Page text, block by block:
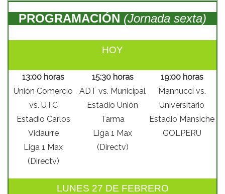
PROGRAMACIÓN (Jornada sexta)
HOY
13:00 horas
Unión Comercio
vs. UTC
Estadio Carlos
Vidaurre
Liga 1 Max
(Directv)
15:30 horas
ADT vs. Municipal
Estadio Unión
Tarma
Liga 1 Max
(Directv)
19:00 horas
Mannucci vs.
Universitario
Estadio Mansiche
GOLPERU
LUNES 27 DE FEBRERO